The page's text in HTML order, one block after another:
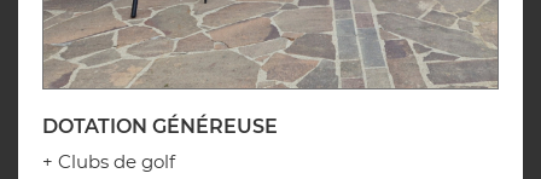
DOTATION GÉNÉREUSE
+ Clubs de golf